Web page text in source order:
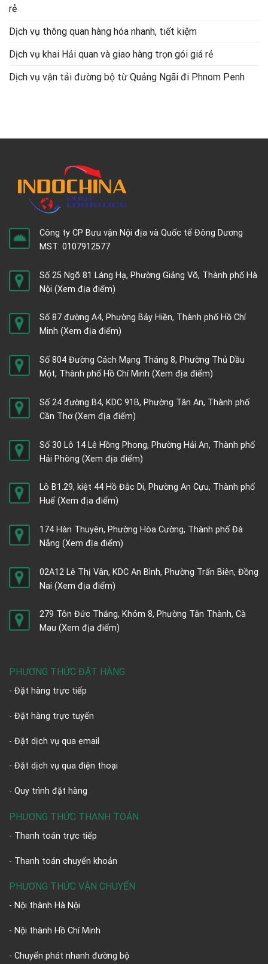
rẻ
Dịch vụ thông quan hàng hóa nhanh, tiết kiệm
Dịch vụ khai Hải quan và giao hàng trọn gói giá rẻ
Dịch vụ vận tải đường bộ từ Quảng Ngãi đi Phnom Penh
Công ty CP Bưu vận Nội địa và Quốc tế Đông Dương
MST: 0107912577
Số 25 Ngõ 81 Láng Hạ, Phường Giảng Võ, Thành phố Hà
Nội (Xem địa điểm)
Số 87 đường A4, Phường Bảy Hiền, Thành phố Hồ Chí
Minh (Xem địa điểm)
Số 804 Đường Cách Mạng Tháng 8, Phường Thủ Dầu
Một, Thành phố Hồ Chí Minh (Xem địa điểm)
Số 24 đường B4, KDC 91B, Phường Tân An, Thành phố
Cần Thơ(Xem địa điểm)
Số 30 Lô 14 Lê Hồng Phong, Phường Hải An, Thành phố
Hải Phòng (Xem địa điểm)
Lô B1.29, kiệt 44 Hồ Đắc Di, Phường An Cựu, Thành phố
Huế (Xem địa điểm)
174 Hàn Thuyên, Phường Hòa Cường, Thành phố Đà
Nẵng (Xem địa điểm)
02A12 Lê Thị Vân, KDC An Bình, Phường Trấn Biên, Đồng
Nai (Xem địa điểm)
279 Tôn Đức Thắng, Khóm 8, Phường Tân Thành, Cà
Mau (Xem địa điểm)
PHƯƠNG THỨC ĐẶT HÀNG
- Đặt hàng trực tiếp
- Đặt hàng trực tuyến
- Đặt dịch vụ qua email
- Đặt dịch vụ qua điện thoại
- Quy trình đặt hàng
PHƯƠNG THỨC THANH TOÁN
- Thanh toán trực tiếp
- Thanh toán chuyển khoản
PHƯƠNG THỨC VẬN CHUYỂN
- Nội thành Hà Nội
- Nội thành Hồ Chí Minh
- Chuyển phát nhanh đường bộ